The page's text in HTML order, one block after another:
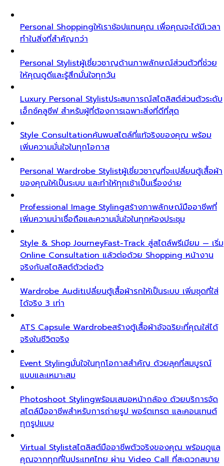
Personal Shoppingให้เราช้อปแทนคุณ เพื่อคุณจะได้มีเวลา
ทำในสิ่งที่สำคัญกว่า
Personal Stylistผู้เชี่ยวชาญด้านภาพลักษณ์ส่วนตัวที่ช่วย
ให้คุณดูดีและรู้สึกมั่นใจทุกวัน
Luxury Personal Stylistประสบการณ์สไตลิสต์ส่วนตัวระดับ
เอ็กซ์คลูซีฟ สำหรับผู้ที่ต้องการเฉพาะสิ่งที่ดีที่สุด
Style Consultationค้นพบสไตล์ที่แท้จริงของคุณ พร้อม
เพิ่มความมั่นใจในทุกโอกาส
Personal Wardrobe Stylistผู้เชี่ยวชาญที่จะเปลี่ยนตู้เสื้อผ้า
ของคุณให้เป็นระบบ และทำให้ทุกเช้าเป็นเรื่องง่าย
Professional Image Stylingสร้างภาพลักษณ์มืออาชีพที่
เพิ่มความน่าเชื่อถือและความมั่นใจในทุกห้องประชุม
Style & Shop JourneyFast-Track สู่สไตล์พรีเมียม — เริ่ม
Online Consultation แล้วต่อด้วย Shopping หน้างาน
จริงกับสไตลิสต์ตัวต่อตัว
Wardrobe Auditเปลี่ยนตู้เสื้อผ้ารกให้เป็นระบบ เพิ่มชุดที่ใส่
ได้จริง 3 เท่า
ATS Capsule Wardrobeสร้างตู้เสื้อผ้าอัจฉริยะที่คุณใส่ได้
จริงในชีวิตจริง
Event Stylingมั่นใจในทุกโอกาสสำคัญ ด้วยลุคที่สมบูรณ์
แบบและเหมาะสม
Photoshoot Stylingพร้อมเสมอหน้ากล้อง ด้วยบริการจัด
สไตล์มืออาชีพสำหรับการถ่ายรูป พอร์ตเทรต และคอนเทนต์
ทุกรูปแบบ
Virtual Stylistสไตลิสต์มืออาชีพตัวจริงของคุณ พร้อมดูแล
คุณจากทุกที่ในประเทศไทย ผ่าน Video Call ที่สะดวกสบาย